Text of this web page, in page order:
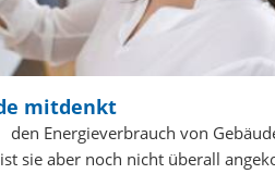
mitdenkt
Energieverbrauch von
sie aber noch nicht überall